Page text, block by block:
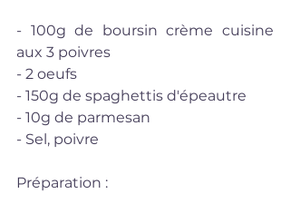
- 100g de boursin crème cuisine
aux 3 poivres
- 2 oeufs
- 150g de spaghettis d'épeautre
- 10g de parmesan
- Sel, poivre
Préparation :